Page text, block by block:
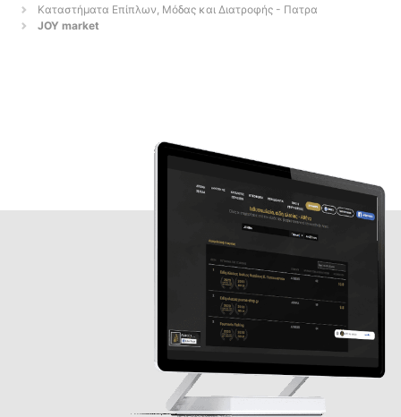
Καταστήματα Επίπλων, Μόδας και Διατροφής - Πατρα
JOY market